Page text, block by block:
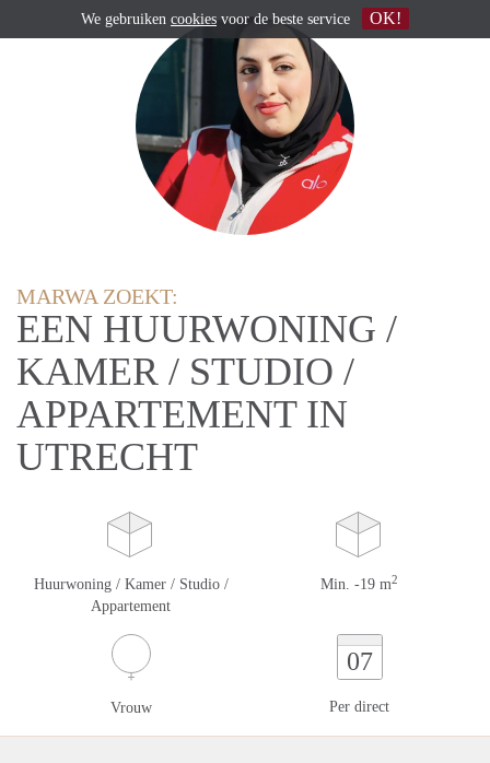
MARWA ZOEKT:
EEN HUURWONING /
KAMER / STUDIO /
APPARTEMENT IN
UTRECHT
Huurwoning / Kamer / Studio /
Appartement
Min. -19 m2
Vrouw
07
Per direct
We gebruiken cookies voor de beste service OK!